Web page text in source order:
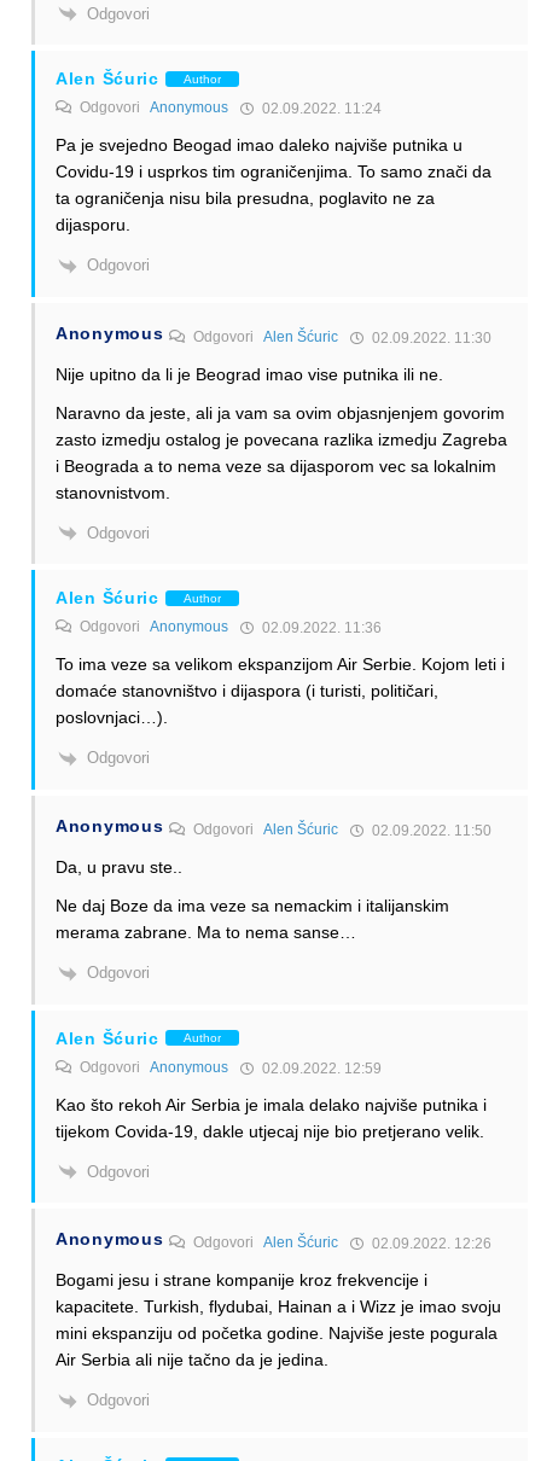
Odgovori
Alen Šćuric Author
Odgovori Anonymous 02.09.2022. 11:24
Pa je svejedno Beogad imao daleko najviše putnika u
Covidu-19 i usprkos tim ograničenjima. To samo znači da
ta ograničenja nisu bila presudna, poglavito ne za
dijasporu.
Odgovori
Anonymous OdgovoriAlen Šćuric 02.09.2022. 11:30
Nije upitno da li je Beograd imao vise putnika ili ne.
Naravno da jeste, ali ja vam sa ovim objasnjenjem govorim
zasto izmedju ostalog je povecana razlika izmedju Zagreba
i Beograda a to nema veze sa dijasporom vec sa lokalnim
stanovnistvom.
Odgovori
Alen Šćuric Author
Odgovori Anonymous 02.09.2022. 11:36
To ima veze sa velikom ekspanzijom Air Serbie. Kojom leti i
domaće stanovništvo i dijaspora (i turisti, političari,
poslovnjaci…).
Odgovori
Anonymous OdgovoriAlen Šćuric 02.09.2022. 11:50
Da, u pravu ste..
Ne daj Boze da ima veze sa nemackim i italijanskim
merama zabrane. Ma to nema sanse…
Odgovori
Alen Šćuric Author
Odgovori Anonymous 02.09.2022. 12:59
Kao što rekoh Air Serbia je imala delako najviše putnika i
tijekom Covida-19, dakle utjecaj nije bio pretjerano velik.
Odgovori
Anonymous OdgovoriAlen Šćuric 02.09.2022. 12:26
Bogami jesu i strane kompanije kroz frekvencije i
kapacitete. Turkish, flydubai, Hainan a i Wizz je imao svoju
mini ekspanziju od početka godine. Najviše jeste pogurala
Air Serbia ali nije tačno da je jedina.
Odgovori